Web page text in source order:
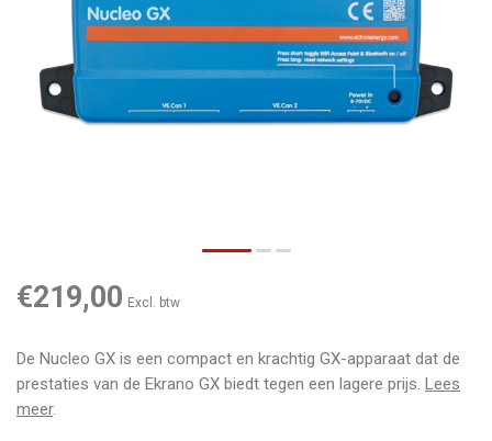
€219,00 Excl. btw
De Nucleo GX is een compact en krachtig GX-apparaat dat de
prestaties van de Ekrano GX biedt tegen een lagere prijs. Lees
meer.